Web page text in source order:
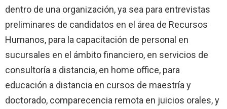
dentro de una organización, ya sea para entrevistas
preliminares de candidatos en el área de Recursos
Humanos, para la capacitación de personal en
sucursales en el ámbito financiero, en servicios de
consultoría a distancia, en home office, para
educación a distancia en cursos de maestría y
doctorado, comparecencia remota en juicios orales, y